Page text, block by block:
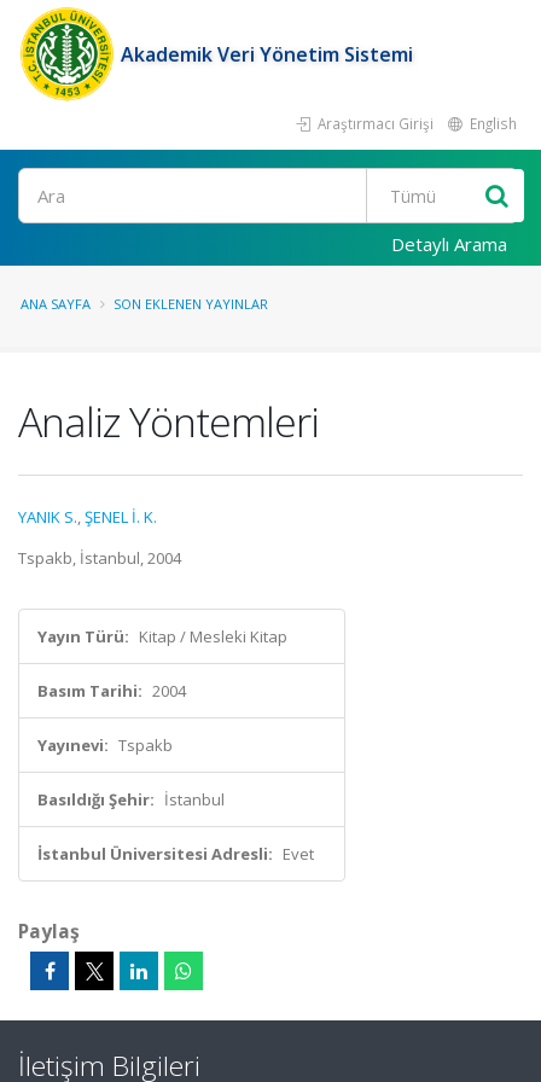
Akademik Veri Yönetim Sistemi
Araştırmacı Girişi English
Ara
Detaylı Arama
ANA SAYFA SON EKLENEN YAYINLAR
Analiz Yöntemleri
YANIK S.,ŞENEL İ. K.
Tspakb, İstanbul, 2004
Yayın Türü: Kitap / Mesleki Kitap
Basım Tarihi: 2004
Yayınevi: Tspakb
Basıldığı Şehir: İstanbul
İstanbul Üniversitesi Adresli: Evet
Paylaş
İletişim Bilgileri